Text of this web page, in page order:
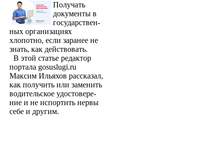
Получать
доку­менты в
государствен­
ных организациях
хлопотно, если заранее не
знать, как действовать.
В этой статье редактор
портала gosuslugi.ru
Максим Ильяхов рассказал,
как получить или заменить
водительское удостовере­
ние и не испортить нервы
себе и другим.